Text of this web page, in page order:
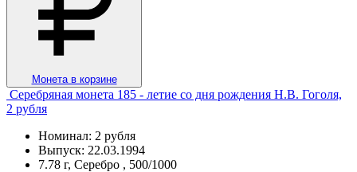
Монета в корзине
Серебряная монета 185 - летие со дня рождения Н.В. Гоголя,
2 рубля
Номинал: 2 рубля
Выпуск: 22.03.1994
7.78 г, Серебро , 500/1000